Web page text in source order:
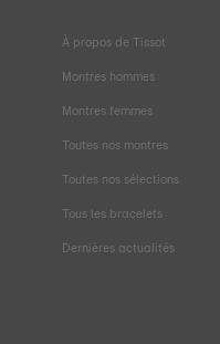
À propos de Tissot
Montres hommes
Montres femmes
Toutes nos montres
Toutes nos sélections
Tous les bracelets
Dernières actualités